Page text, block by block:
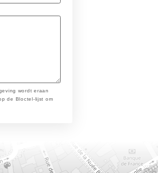
wordt eraan
de Bloctel-lijst om